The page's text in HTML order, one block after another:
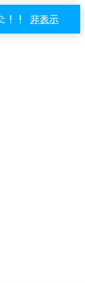
！！ 非表示